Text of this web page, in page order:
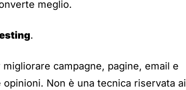
meglio.
.
campagne, pagine, email e
Non è una tecnica riservata ai